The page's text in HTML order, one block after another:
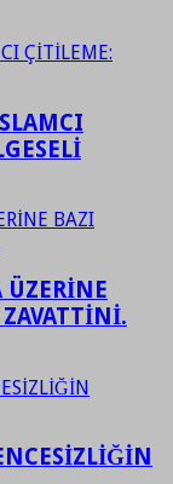
ÜZERİNE
ZAVATTİNİ.